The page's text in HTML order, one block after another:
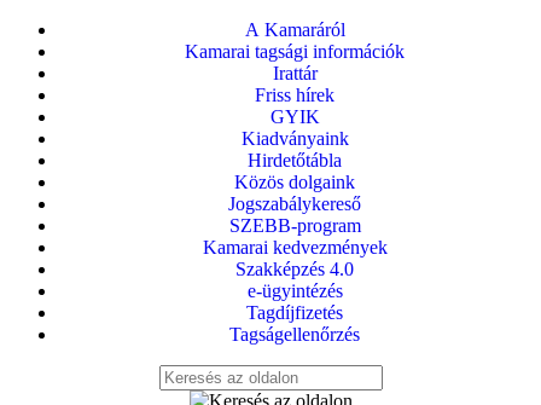
A Kamaráról
Kamarai tagsági információk
Irattár
Friss hírek
GYIK
Kiadványaink
Hirdetőtábla
Közös dolgaink
Jogszabálykereső
SZEBB-program
Kamarai kedvezmények
Szakképzés 4.0
e-ügyintézés
Tagdíjfizetés
Tagságellenőrzés